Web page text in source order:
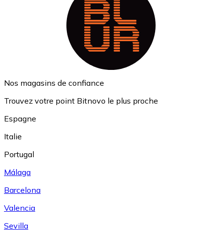
Nos magasins de confiance
Trouvez votre point Bitnovo le plus proche
Espagne
Italie
Portugal
Málaga
Barcelona
Valencia
Sevilla